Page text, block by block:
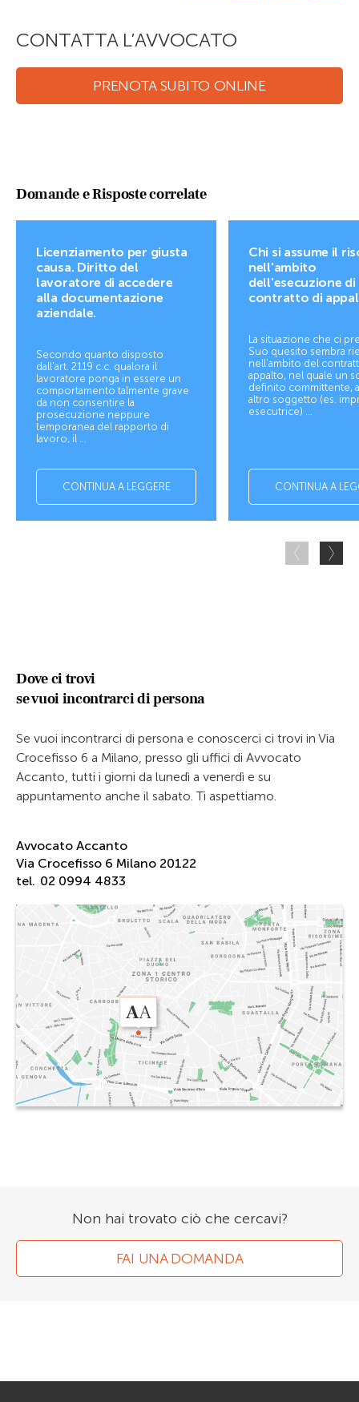
CONTATTA L’AVVOCATO
PRENOTA SUBITO ONLINE
Domande e Risposte correlate
Licenziamento per giusta
causa. Diritto del
lavoratore di accedere
alla documentazione
aziendale.
Secondo quanto disposto
dall’art. 2119 c.c. qualora il
lavoratore ponga in essere un
comportamento talmente grave
da non consentire la
prosecuzione neppure
temporanea del rapporto di
lavoro, il ...
CONTINUA A LEGGERE
Chi si assume il
nell'ambito
dell'esecuzione di
contratto di
La situazione che ci
Suo quesito sembra
nell'ambito del
appalto, nel quale un
definito committente,
altro soggetto (es.
esecutrice) ...
CONTINUA A
Dove ci trovi
se vuoi incontrarci di persona
Se vuoi incontrarci di persona e conoscerci ci trovi in Via
Crocefisso 6 a Milano, presso gli uffici di Avvocato
Accanto, tutti i giorni da lunedì a venerdì e su
appuntamento anche il sabato. Ti aspettiamo.
Avvocato Accanto
Via Crocefisso 6 Milano 20122
tel. 02 0994 4833
Non hai trovato ciò che cercavi?
FAI UNA DOMANDA